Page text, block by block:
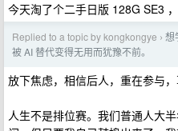
今天淘了个二手日版 128G SE3
Replied to a topic by kongkongye › 想
被 AI 替代变得无用而犹豫不前。
放下焦虑，相信后人，重在参与，
人生不是排位赛。我们普通人大